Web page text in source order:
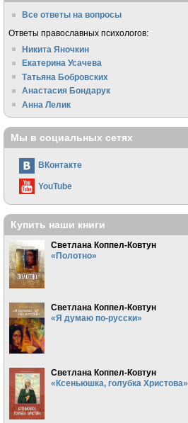
Все ответы на вопросы
Ответы православных психологов:
Никита Яночкин
Екатерина Усачева
Татьяна Бобровских
Анастасия Бондарук
Анна Лелик
Мы в социальных сетях
ВКонтакте
YouTube
Купить наши книги
Светлана Коппел-Ковтун
«Полотно»
Светлана Коппел-Ковтун
«Я думаю по-русски»
Светлана Коппел-Ковтун
«Ксеньюшка, голубка Христова»